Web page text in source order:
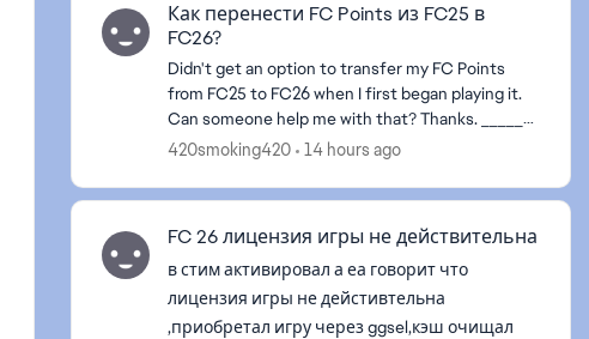
Как перенести FC Points из FC25 в
FC26?
Didn't get an option to transfer my FC Points
from FC25 to FC26 when I first began playing it.
Can someone help me with that? Thanks. ______
Название темы изменено в соответствии с
420smoking420 14 hours ago
FC 26 лицензия игры не действительна
в стим активировал а еа говорит что
лицензия игры не дейстивтельна
,приобретал игру через ggsel,кэш очищал